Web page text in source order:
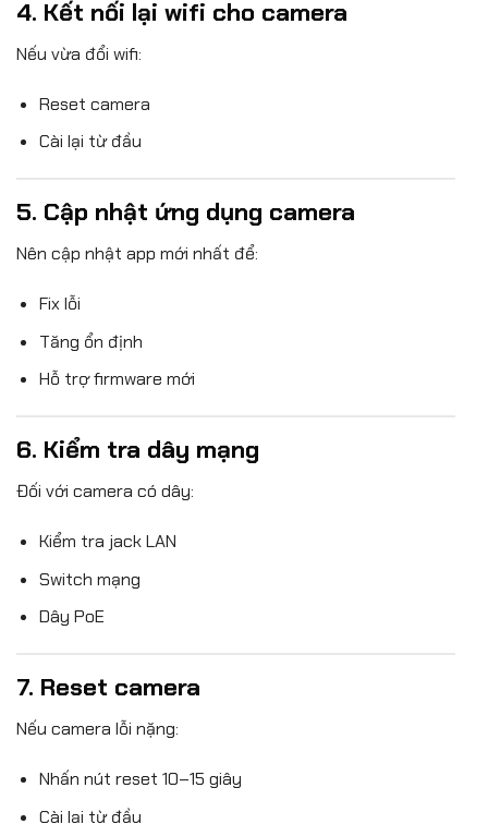
4. Kết nối lại wifi cho camera
Nếu vừa đổi wifi:
Reset camera
Cài lại từ đầu
5. Cập nhật ứng dụng camera
Nên cập nhật app mới nhất để:
Fix lỗi
Tăng ổn định
Hỗ trợ firmware mới
6. Kiểm tra dây mạng
Đối với camera có dây:
Kiểm tra jack LAN
Switch mạng
Dây PoE
7. Reset camera
Nếu camera lỗi nặng:
Nhấn nút reset 10–15 giây
Cài lại từ đầu